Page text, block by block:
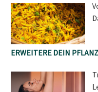
ERWEITERE DEIN